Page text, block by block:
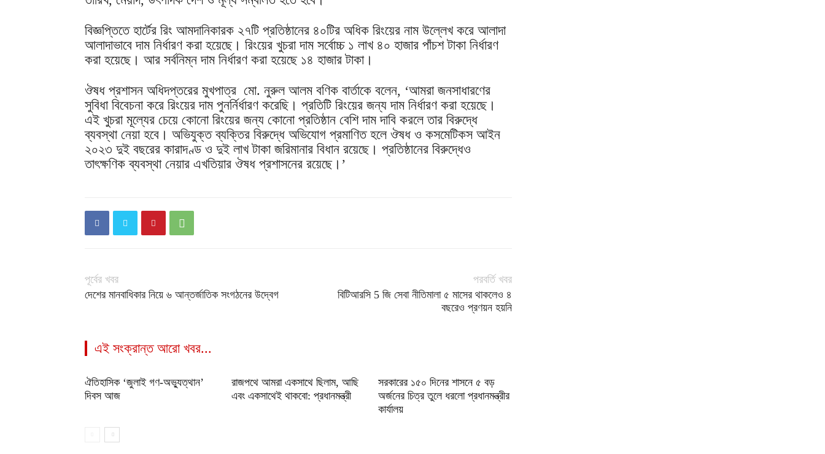
বিজ্ঞপ্তিতে হার্টের রিং আমদানিকারক ২৭টি প্রতিষ্ঠানের ৪০টির অধিক রিংয়ের নাম উল্লেখ করে আলাদা
আলাদাভাবে দাম নির্ধারণ করা হয়েছে। রিংয়ের খুচরা দাম সর্বোচ্চ ১ লাখ ৪০ হাজার পাঁচশ টাকা নির্ধারণ
করা হয়েছে। আর সর্বনিম্ন দাম নির্ধারণ করা হয়েছে ১৪ হাজার টাকা।
ঔষধ প্রশাসন অধিদপ্তরের মুখপাত্র মো. নুরুল আলম বণিক বার্তাকে বলেন, ‘আমরা জনসাধারণের
সুবিধা বিবেচনা করে রিংয়ের দাম পুনর্নির্ধারণ করেছি। প্রতিটি রিংয়ের জন্য দাম নির্ধারণ করা হয়েছে।
এই খুচরা মূল্যের চেয়ে কোনো রিংয়ের জন্য কোনো প্রতিষ্ঠান বেশি দাম দাবি করলে তার বিরুদ্ধে
ব্যবস্থা নেয়া হবে। অভিযুক্ত ব্যক্তির বিরুদ্ধে অভিযোগ প্রমাণিত হলে ঔষধ ও কসমেটিকস আইন
২০২৩ দুই বছরের কারাদণ্ড ও দুই লাখ টাকা জরিমানার বিধান রয়েছে। প্রতিষ্ঠানের বিরুদ্ধেও
তাৎক্ষণিক ব্যবস্থা নেয়ার এখতিয়ার ঔষধ প্রশাসনের রয়েছে।’
পূর্বের খবর
দেশের মানবাধিকার নিয়ে ৬ আন্তর্জাতিক সংগঠনের উদ্বেগ
পরবর্তি খবর
বিটিআরসি 5 জি সেবা নীতিমালা ৫ মাসের থাকলেও ৪
বছরেও প্রণয়ন হয়নি
এই সংক্রান্ত আরো খবর...
ঐতিহাসিক ‘জুলাই গণ-অভ্যুত্থান’
দিবস আজ
রাজপথে আমরা একসাথে ছিলাম, আছি
এবং একসাথেই থাকবো: প্রধানমন্ত্রী
সরকারের ১৫০ দিনের শাসনে ৫ বড়
অর্জনের চিত্র তুলে ধরলো প্রধানমন্ত্রীর
কার্যালয়